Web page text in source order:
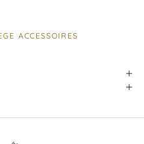
ACCESSOIRES